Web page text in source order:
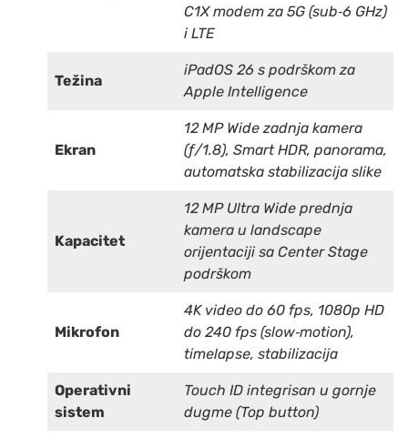
C1X modem za 5G (sub‑6 GHz)
i LTE
Težina
iPadOS 26 s podrškom za
Apple Intelligence
Ekran
12 MP Wide zadnja kamera
(ƒ/1.8), Smart HDR, panorama,
automatska stabilizacija slike
Kapacitet
12 MP Ultra Wide prednja
kamera u landscape
orijentaciji sa Center Stage
podrškom
Mikrofon
4K video do 60 fps, 1080p HD
do 240 fps (slow‑motion),
timelapse, stabilizacija
Operativni
sistem
Touch ID integrisan u gornje
dugme (Top button)